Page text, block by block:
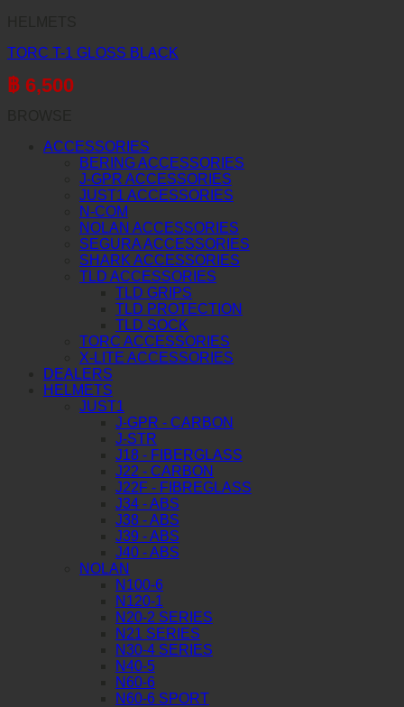
TORC T-1 GLOSS BLACK
฿ 6,500
ACCESSORIES
BERING ACCESSORIES
J-GPR ACCESSORIES
JUST1 ACCESSORIES
N-COM
NOLAN ACCESSORIES
SEGURA ACCESSORIES
SHARK ACCESSORIES
TLD ACCESSORIES
TLD GRIPS
TLD PROTECTION
TLD SOCK
TORC ACCESSORIES
X-LITE ACCESSORIES
DEALERS
HELMETS
JUST1
J-GPR - CARBON
J-STR
J18 - FIBERGLASS
J22 - CARBON
J22F - FIBREGLASS
J34 - ABS
J38 - ABS
J39 - ABS
J40 - ABS
NOLAN
N100-6
N120-1
N20-2 SERIES
N21 SERIES
N30-4 SERIES
N40-5
N60-6
N60-6 SPORT